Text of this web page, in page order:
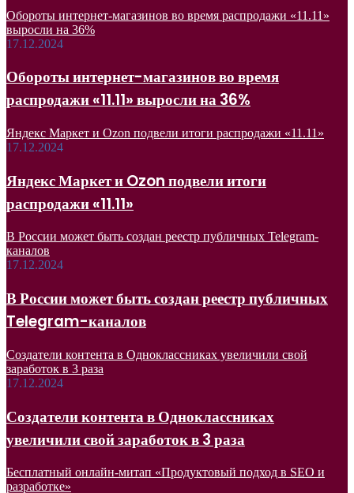
Обороты интернет-магазинов во время распродажи «11.11»
выросли на 36%
17.12.2024
Обороты интернет-магазинов во время
распродажи «11.11» выросли на 36%
Яндекс Маркет и Ozon подвели итоги распродажи «11.11»
17.12.2024
Яндекс Маркет и Ozon подвели итоги
распродажи «11.11»
В России может быть создан реестр публичных Telegram-
каналов
17.12.2024
В России может быть создан реестр публичных
Telegram-каналов
Создатели контента в Одноклассниках увеличили свой
заработок в 3 раза
17.12.2024
Создатели контента в Одноклассниках
увеличили свой заработок в 3 раза
Бесплатный онлайн-митап «Продуктовый подход в SEO и
разработке»